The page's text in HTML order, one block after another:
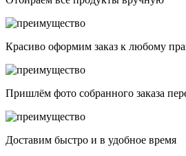
Красиво оформим заказ к любому
Пришлём фото собранного заказа
Доставим быстро и в удобное время